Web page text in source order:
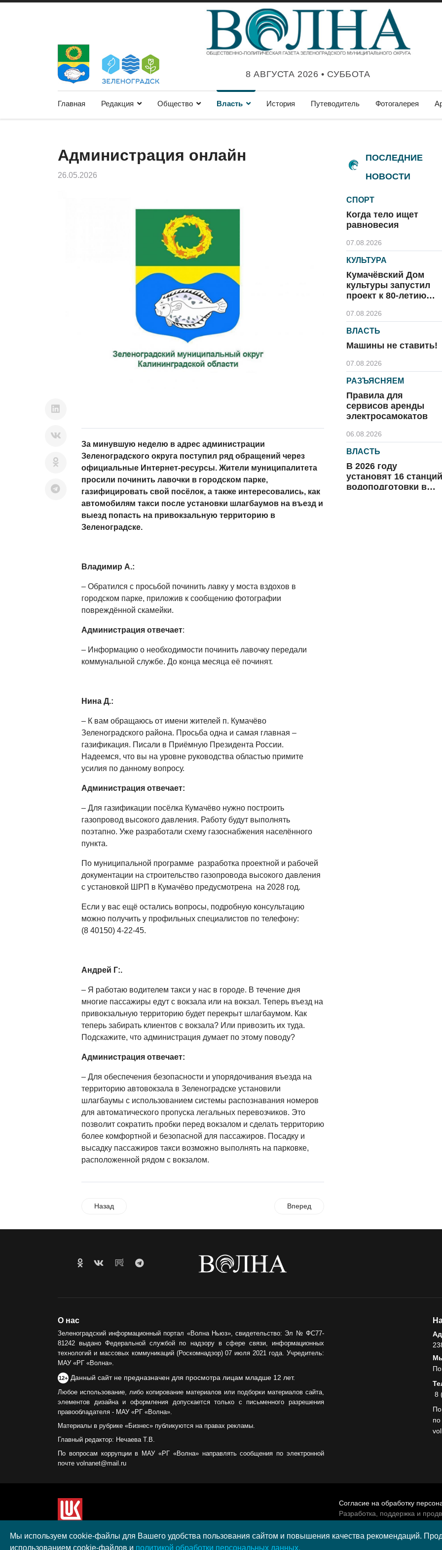
8 АВГУСТА 2026 • СУББОТА
Главная Редакция Общество Власть История Путеводитель Фотогалерея
Администрация онлайн
26.05.2026
За минувшую неделю в адрес администрации
Зеленоградского округа поступил ряд обращений через
официальные Интернет-ресурсы. Жители муниципалитета
просили починить лавочки в городском парке,
газифицировать свой посёлок, а также интересовались, как
автомобилям такси после установки шлагбаумов на въезд и
выезд попасть на привокзальную территорию в
Зеленоградске.
Владимир А.:
– Обратился с просьбой починить лавку у моста вздохов в
городском парке, приложив к сообщению фотографии
повреждённой скамейки.
Администрация отвечает:
– Информацию о необходимости починить лавочку передали
коммунальной службе. До конца месяца её починят.
Нина Д.:
– К вам обращаюсь от имени жителей п. Кумачёво
Зеленоградского района. Просьба одна и самая главная –
газификация. Писали в Приёмную Президента России.
Надеемся, что вы на уровне руководства областью примите
усилия по данному вопросу.
Администрация отвечает:
– Для газификации посёлка Кумачёво нужно построить
газопровод высокого давления. Работу будут выполнять
поэтапно. Уже разработали схему газоснабжения населённого
пункта.
По муниципальной программе разработка проектной и рабочей
документации на строительство газопровода высокого давления
с установкой ШРП в Кумачёво предусмотрена на 2028 год.
Если у вас ещё остались вопросы, подробную консультацию
можно получить у профильных специалистов по телефону:
(8 40150) 4-22-45.
Андрей Г:.
– Я работаю водителем такси у нас в городе. В течение дня
многие пассажиры едут с вокзала или на вокзал. Теперь въезд на
привокзальную территорию будет перекрыт шлагбаумом. Как
теперь забирать клиентов с вокзала? Или привозить их туда.
Подскажите, что администрация думает по этому поводу?
Администрация отвечает:
– Для обеспечения безопасности и упорядочивания въезда на
территорию автовокзала в Зеленоградске установили
шлагбаумы с использованием системы распознавания номеров
для автоматического пропуска легальных перевозчиков. Это
позволит сократить пробки перед вокзалом и сделать территорию
более комфортной и безопасной для пассажиров. Посадку и
высадку пассажиров такси возможно выполнять на парковке,
расположенной рядом с вокзалом.
Назад Вперед
ПОСЛЕДНИЕ
НОВОСТИ
СПОРТ
Когда тело ищет
равновесия
07.08.2026
КУЛЬТУРА
Кумачёвский Дом
культуры запустил
проект к 80-летию
07.08.2026
ВЛАСТЬ
Машины не ставить!
07.08.2026
РАЗЪЯСНЯЕМ
Правила для
сервисов аренды
электросамокатов
06.08.2026
ВЛАСТЬ
В 2026 году
установят 16 станций
водоподготовки в
О нас
Зеленоградский информационный портал «Волна Ньюз», свидетельство: Эл № ФС77-
81242 выдано Федеральной службой по надзору в сфере связи, информационных
технологий и массовых коммуникаций (Роскомнадзор) 07 июля 2021 года. Учредитель:
МАУ «РГ «Волна».
12+ Данный сайт не предназначен для просмотра лицам младше 12 лет.
Любое использование, либо копирование материалов или подборки материалов сайта,
элементов дизайна и оформления допускается только с письменного разрешения
правообладателя - МАУ «РГ «Волна».
Материалы в рубрике «Бизнес» публикуются на правах рекламы.
Главный редактор: Нечаева Т.В.
По вопросам коррупции в МАУ «РГ «Волна» направлять сообщения по электронной
почте volnanet@mail.ru
8
Сайт создан при поддержке ООО "ЛУКОЙЛ-КМН" на средства гранта,
полученного в рамках XIII Конкурса социальных и культурных проектов ПАО
Согласие на обработку
Разработка, поддержка и
Мы используем cookie-файлы для Вашего удобства пользования сайтом и повышения качества рекомендаций.
использованием cookie-файлов и политикой обработки персональных данных.